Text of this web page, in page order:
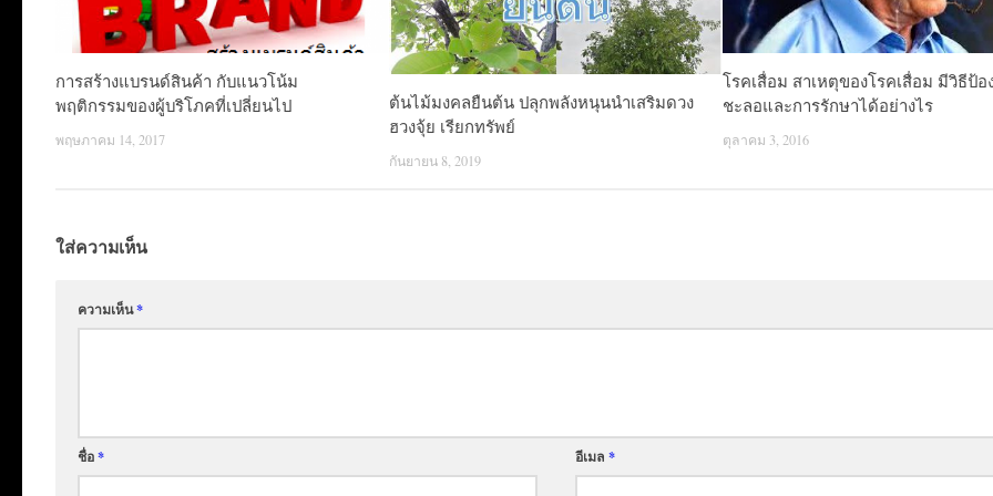
การสร้างแบรนด์สินค้า กับแนวโน้ม
พฤติกรรมของผู้บริโภคที่เปลี่ยนไป
พฤษภาคม 14, 2017
ต้นไม้มงคลยืนต้น ปลุกพลังหนุนนำเสริมดวง
ฮวงจุ้ย เรียกทรัพย์
กันยายน 8, 2019
โรคเสื่อม สาเหตุของโรคเสื่อม มีวิธีป้อ
ชะลอและการรักษาได้อย่างไร
ตุลาคม 3, 2016
ใส่ความเห็น
ความเห็น*
ชื่อ* อีเมล*